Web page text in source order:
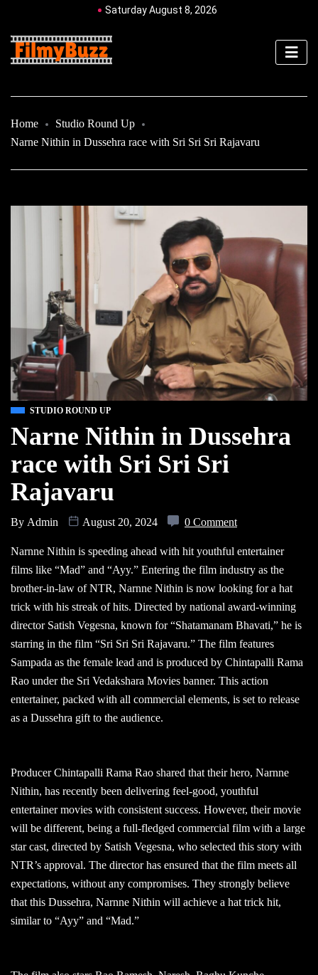
Saturday August 8, 2026
Home
Studio Round Up
Narne Nithin in Dussehra race with Sri Sri Sri Rajavaru
STUDIO ROUND UP
Narne Nithin in Dussehra
race with Sri Sri Sri
Rajavaru
By Admin August 20, 2024 0 Comment
Narnne Nithin is speeding ahead with hit youthful entertainer
films like “Mad” and “Ayy.” Entering the film industry as the
brother-in-law of NTR, Narnne Nithin is now looking for a hat
trick with his streak of hits. Directed by national award-winning
director Satish Vegesna, known for “Shatamanam Bhavati,” he is
starring in the film “Sri Sri Sri Rajavaru.” The film features
Sampada as the female lead and is produced by Chintapalli Rama
Rao under the Sri Vedakshara Movies banner. This action
entertainer, packed with all commercial elements, is set to release
as a Dussehra gift to the audience.
Producer Chintapalli Rama Rao shared that their hero, Narnne
Nithin, has recently been delivering feel-good, youthful
entertainer movies with consistent success. However, their movie
will be different, being a full-fledged commercial film with a large
star cast, directed by Satish Vegesna, who selected this story with
NTR’s approval. The director has ensured that the film meets all
expectations, without any compromises. They strongly believe
that this Dussehra, Narnne Nithin will achieve a hat trick hit,
similar to “Ayy” and “Mad.”